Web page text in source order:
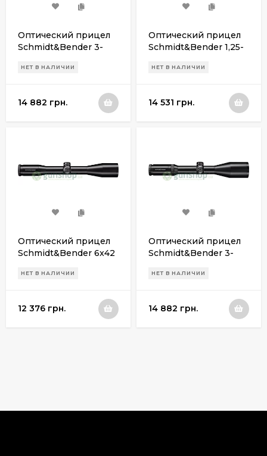
Оптический прицел
Schmidt&Bender 3-
НЕТ В НАЛИЧИИ
14 882 грн.
Оптический прицел
Schmidt&Bender 1,25-
НЕТ В НАЛИЧИИ
14 531 грн.
Оптический прицел
Schmidt&Bender 6x42
НЕТ В НАЛИЧИИ
12 376 грн.
Оптический прицел
Schmidt&Bender 3-
НЕТ В НАЛИЧИИ
14 882 грн.